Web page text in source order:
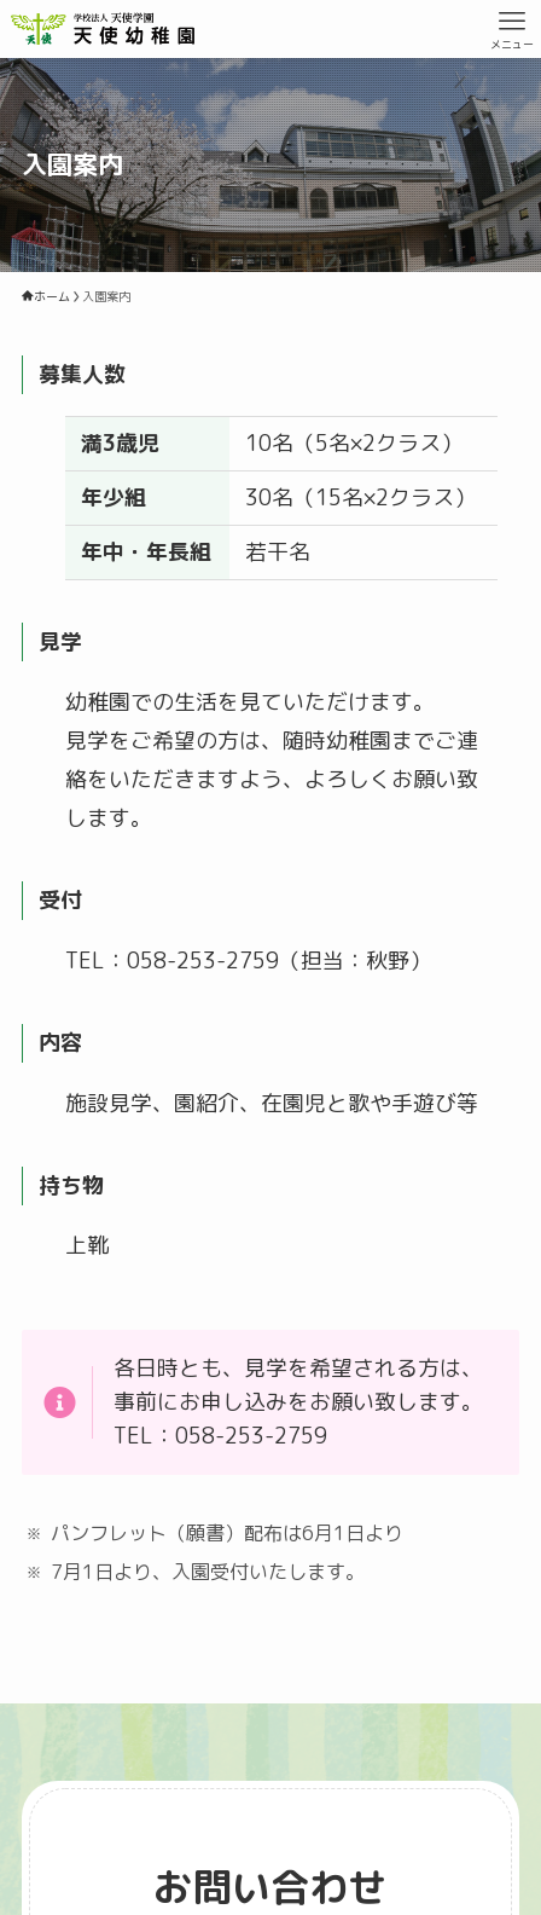
メニュー
入園案内
ホーム 入園案内
募集人数
満3歳児
10名（5名×2クラス）
年少組
30名（15名×2クラス）
年中・年長組
若干名
見学
幼稚園での生活を見ていただけます。
見学をご希望の方は、随時幼稚園までご連
絡をいただきますよう、よろしくお願い致
します。​
受付
TEL：058-253-2759（担当：秋野）
内容
施設見学、園紹介、在園児と歌や手遊び等
持ち物
上靴
各日時とも、見学を希望される方は、
事前にお申し込みをお願い致します。
TEL：058-253-2759
パンフレット（願書）配布は6月1日より
7月1日より、入園受付いたします。
お問い合わせ